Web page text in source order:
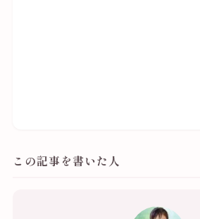
この記事を書いた人